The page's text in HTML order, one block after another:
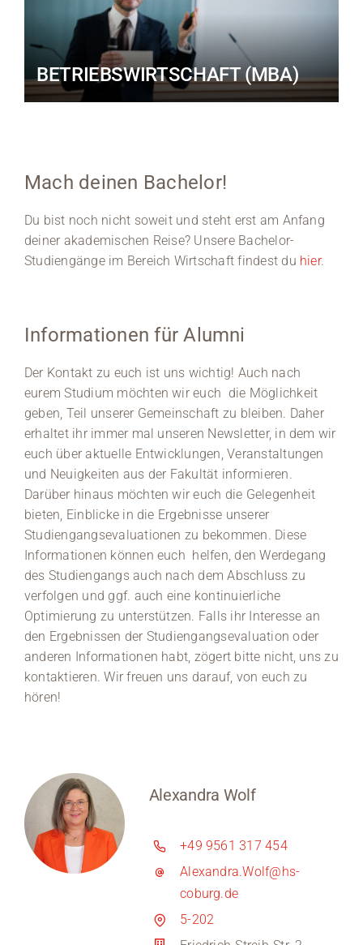
BETRIEBSWIRTSCHAFT (MBA)
Mach deinen Bachelor!
Du bist noch nicht soweit und steht erst am Anfang
deiner akademischen Reise? Unsere Bachelor-
Studiengänge im Bereich Wirtschaft findest du hier.
Informationen für Alumni
Der Kontakt zu euch ist uns wichtig! Auch nach
eurem Studium möchten wir euch die Möglichkeit
geben, Teil unserer Gemeinschaft zu bleiben. Daher
erhaltet ihr immer mal unseren Newsletter, in dem wir
euch über aktuelle Entwicklungen, Veranstaltungen
und Neuigkeiten aus der Fakultät informieren.
Darüber hinaus möchten wir euch die Gelegenheit
bieten, Einblicke in die Ergebnisse unserer
Studiengangsevaluationen zu bekommen. Diese
Informationen können euch helfen, den Werdegang
des Studiengangs auch nach dem Abschluss zu
verfolgen und ggf. auch eine kontinuierliche
Optimierung zu unterstützen. Falls ihr Interesse an
den Ergebnissen der Studiengangsevaluation oder
anderen Informationen habt, zögert bitte nicht, uns zu
kontaktieren. Wir freuen uns darauf, von euch zu
hören!
Alexandra Wolf
+49 9561 317 454
Alexandra.Wolf@hs-
coburg.de
5-202